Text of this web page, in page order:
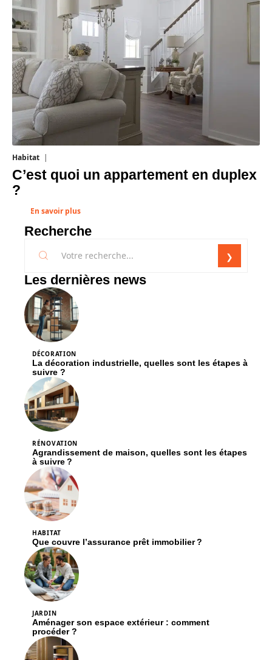
Habitat
C’est quoi un appartement en duplex
?
En savoir plus
Recherche
Les dernières news
DÉCORATION
La décoration industrielle, quelles sont les étapes à
suivre ?
RÉNOVATION
Agrandissement de maison, quelles sont les étapes
à suivre ?
HABITAT
Que couvre l’assurance prêt immobilier ?
JARDIN
Aménager son espace extérieur : comment
procéder ?